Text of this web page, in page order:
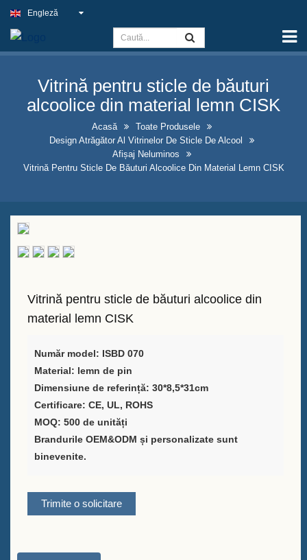
Capacitate
Semnul de Lumină Subțire
Semnul pub-ului în aer liber
Semne de afaceri interioare la
cel mai bun preț
sticle de alcool
formă de A de vânzare
ambalarea vinului
Suport personalizat pentru
Găleata de gheață
Accesorii pentru bară
Deschizător de sticle cu
capacul barului
Engleză
Vitrină pentru sticle de băuturi
alcoolice din material lemn CISK
Acasă
Toate Produsele
Design Atrăgător Al Vitrinelor De Sticle De Alcool
Afișaj Neluminos
Vitrină Pentru Sticle De Băuturi Alcoolice Din Material Lemn CISK
Vitrină pentru sticle de băuturi alcoolice din
material lemn CISK
Număr model: ISBD 070
Material: lemn de pin
Dimensiune de referință: 30*8,5*31cm
Certificare: CE, UL, ROHS
MOQ: 500 de unități
Brandurile OEM&ODM și personalizate sunt
binevenite.
Trimite o solicitare